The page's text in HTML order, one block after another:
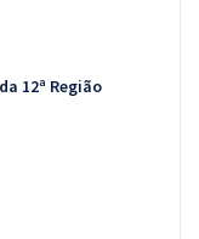
12ª Região